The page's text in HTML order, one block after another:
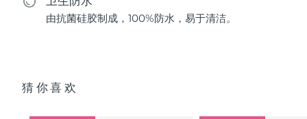
由抗菌硅胶制成，100%防水，易于清洁。
猜你喜欢